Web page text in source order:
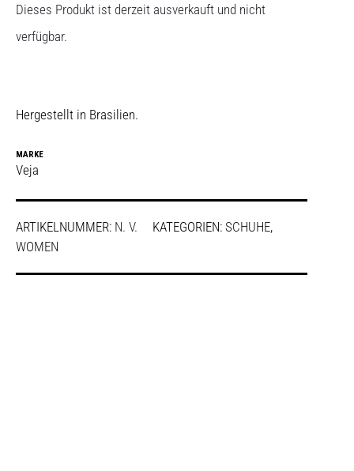
Dieses Produkt ist derzeit ausverkauft und nicht
verfügbar.
Hergestellt in Brasilien.
MARKE
Veja
ARTIKELNUMMER: N. V. KATEGORIEN: SCHUHE,
WOMEN